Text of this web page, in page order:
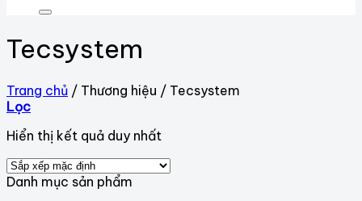
Tecsystem
Trang chủ / Thương hiệu / Tecsystem
Lọc
Hiển thị kết quả duy nhất
Danh mục sản phẩm